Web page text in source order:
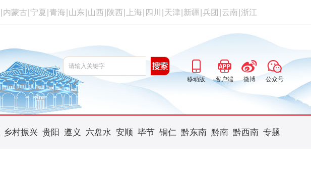
内蒙古 宁夏 青海 山东 山西 陕西 上海 四川 天津 新疆 兵团 云南 浙江
移动版 客户端 微博 公众号
乡村振兴 贵阳 遵义 六盘水 安顺 毕节 铜仁 黔东南 黔南 黔西南 专题